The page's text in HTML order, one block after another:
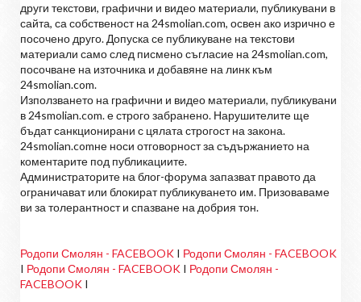
други текстови, графични и видео материали, публикувани в
сайта, са собственост на 24smolian.com, освен ако изрично е
посочено друго. Допуска се публикуване на текстови
материали само след писмено съгласие на 24smolian.com,
посочване на източника и добавяне на линк към
24smolian.com.
Използването на графични и видео материали, публикувани
в 24smolian.com. е строго забранено. Нарушителите ще
бъдат санкционирани с цялата строгост на закона.
24smolian.comне носи отговорност за съдържанието на
коментарите под публикациите.
Администраторите на блог-форума запазват правото да
ограничават или блокират публикуването им. Призоваваме
ви за толерантност и спазване на добрия тон.
Родопи Смолян - FACEBOOK I Родопи Смолян - FACEBOOK
I Родопи Смолян - FACEBOOK I Родопи Смолян -
FACEBOOK I